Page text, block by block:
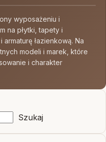
wyposażeniu i
na płytki, tapety i
łazienkową. Na
modeli i marek, które
i charakter
Szukaj